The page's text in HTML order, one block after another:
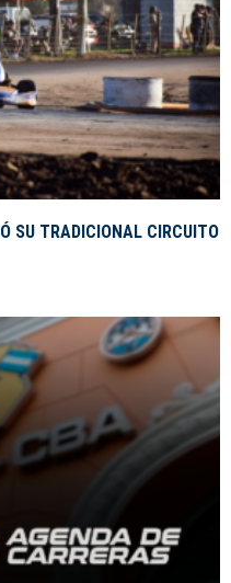
SU TRADICIONAL CIRCUITO